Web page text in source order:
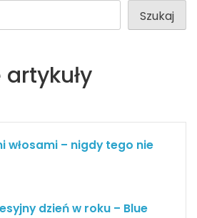
Szukaj
włosami – nigdy tego nie
dzień w roku – Blue